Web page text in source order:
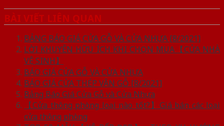
BÀI VIẾT LIÊN QUAN
BẢNG BÁO GIÁ CỬA GỖ VÀ CỬA NHỰA [8/2021]
LỜI KHUYÊN HỮU ÍCH KHI CHỌN MUA【CỬA NHÀ
VỆ SINH】
BÁO GIÁ CỬA GỖ VÀ CỬA NHỰA
BÁO GIÁ CỬA THÉP VÂN GỖ [8/2021]
Bảng Báo Giá Cửa Gỗ và Cửa Nhựa
【Cửa thông phòng loại nào tốt?】Giá bán các loại
cửa thông phòng